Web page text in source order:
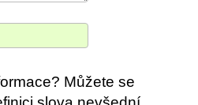
Můžete se